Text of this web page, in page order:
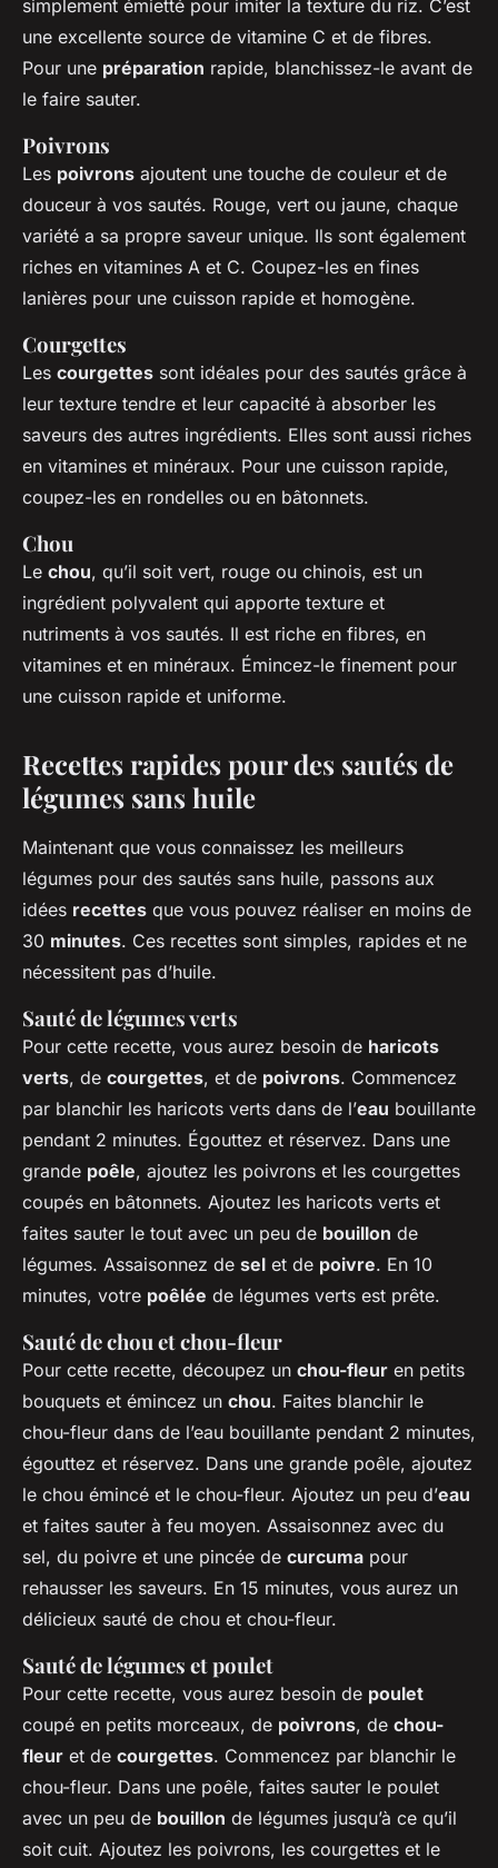
simplement émietté pour imiter la texture du riz. C’est
une excellente source de vitamine C et de fibres.
Pour une préparation rapide, blanchissez-le avant de
le faire sauter.
Poivrons
Les poivrons ajoutent une touche de couleur et de
douceur à vos sautés. Rouge, vert ou jaune, chaque
variété a sa propre saveur unique. Ils sont également
riches en vitamines A et C. Coupez-les en fines
lanières pour une cuisson rapide et homogène.
Courgettes
Les courgettes sont idéales pour des sautés grâce à
leur texture tendre et leur capacité à absorber les
saveurs des autres ingrédients. Elles sont aussi riches
en vitamines et minéraux. Pour une cuisson rapide,
coupez-les en rondelles ou en bâtonnets.
Chou
Le chou, qu’il soit vert, rouge ou chinois, est un
ingrédient polyvalent qui apporte texture et
nutriments à vos sautés. Il est riche en fibres, en
vitamines et en minéraux. Émincez-le finement pour
une cuisson rapide et uniforme.
Recettes rapides pour des sautés de
légumes sans huile
Maintenant que vous connaissez les meilleurs
légumes pour des sautés sans huile, passons aux
idées recettes que vous pouvez réaliser en moins de
30 minutes. Ces recettes sont simples, rapides et ne
nécessitent pas d’huile.
Sauté de légumes verts
Pour cette recette, vous aurez besoin de haricots
verts, de courgettes, et de poivrons. Commencez
par blanchir les haricots verts dans de l’eau bouillante
pendant 2 minutes. Égouttez et réservez. Dans une
grande poêle, ajoutez les poivrons et les courgettes
coupés en bâtonnets. Ajoutez les haricots verts et
faites sauter le tout avec un peu de bouillon de
légumes. Assaisonnez de sel et de poivre. En 10
minutes, votre poêlée de légumes verts est prête.
Sauté de chou et chou-fleur
Pour cette recette, découpez un chou-fleur en petits
bouquets et émincez un chou. Faites blanchir le
chou-fleur dans de l’eau bouillante pendant 2 minutes,
égouttez et réservez. Dans une grande poêle, ajoutez
le chou émincé et le chou-fleur. Ajoutez un peu d’eau
et faites sauter à feu moyen. Assaisonnez avec du
sel, du poivre et une pincée de curcuma pour
rehausser les saveurs. En 15 minutes, vous aurez un
délicieux sauté de chou et chou-fleur.
Sauté de légumes et poulet
Pour cette recette, vous aurez besoin de poulet
coupé en petits morceaux, de poivrons, de chou-
fleur et de courgettes. Commencez par blanchir le
chou-fleur. Dans une poêle, faites sauter le poulet
avec un peu de bouillon de légumes jusqu’à ce qu’il
soit cuit. Ajoutez les poivrons, les courgettes et le